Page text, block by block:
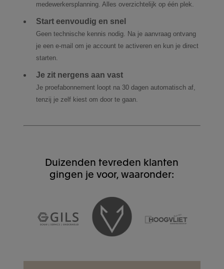
medewerkersplanning. Alles overzichtelijk op één plek.
Start eenvoudig en snel
Geen technische kennis nodig. Na je aanvraag ontvang
je een e-mail om je account te activeren en kun je direct
starten.
Je zit nergens aan vast
Je proefabonnement loopt na 30 dagen automatisch af,
tenzij je zelf kiest om door te gaan.
Duizenden tevreden klanten
gingen je voor, waaronder: